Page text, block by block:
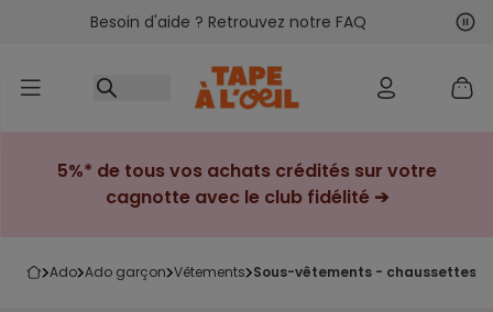
Accéder au contenu
Besoin d'aide ? Retrouvez notre FAQ
5%* de tous vos achats crédités sur votre
cagnotte avec le club fidélité ➔
ado ado garçon vêtements sous-vêtements - chaussettes